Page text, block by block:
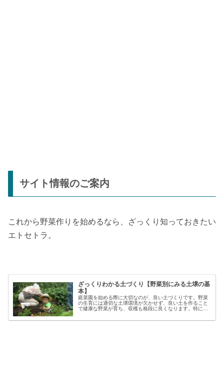
サイト情報のご案内
これから野菜作りを始めるなら、ざっくり知っておきたい
エトセトラ。
ざっくりわかる土づくり【野菜別にみる土壌の基
本】
庭菜園を始める際に大切なのが、良い土づくりです。野菜
の生育には適切な土壌環境が欠かせず、良い土を作ること
で健康な野菜が育ち、収穫も格段に良くなります。特に初
家庭菜園で失敗しないコツと言える...